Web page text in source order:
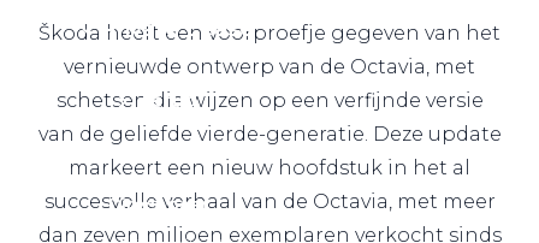
Private Lease
Terug
Direct naar
Škoda heeft een voorproefje gegeven van het
vernieuwde ontwerp van de Octavia, met
schetsen die wijzen op een verfijnde versie
van de geliefde vierde-generatie. Deze update
markeert een nieuw hoofdstuk in het al
succesvolle verhaal van de Octavia, met meer
dan zeven miljoen exemplaren verkocht sinds